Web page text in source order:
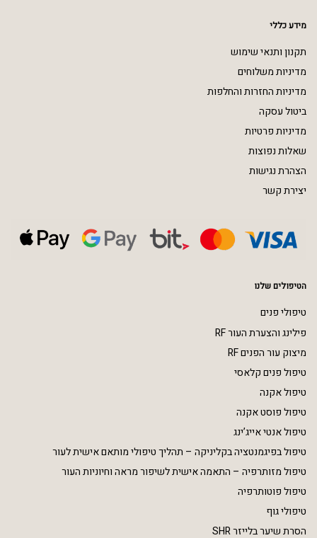
מידע כללי
תקנון ותנאי שימוש
מדיניות משלוחים
מדיניות החזרות והחלפות
ביטול עסקה
מדיניות פרטיות
שאלות נפוצות
הצהרת נגישות
יצירת קשר
הטיפולים שלנו
טיפולי פנים
פילינג והצערת העור RF
מיצוק עור הפנים RF
טיפול פנים קלאסי
טיפול אקנה
טיפול פוסט אקנה
טיפול אנטי אייג’ינג
טיפול בפיגמנטציה בקליניקה – תהליך טיפולי מותאם אישית לעור
טיפול מזותרפיה – התאמה אישית לשיפור מראה וחיוניות העור
טיפול פוטותרפיה
טיפולי גוף
הסרת שיער בלייזר SHR